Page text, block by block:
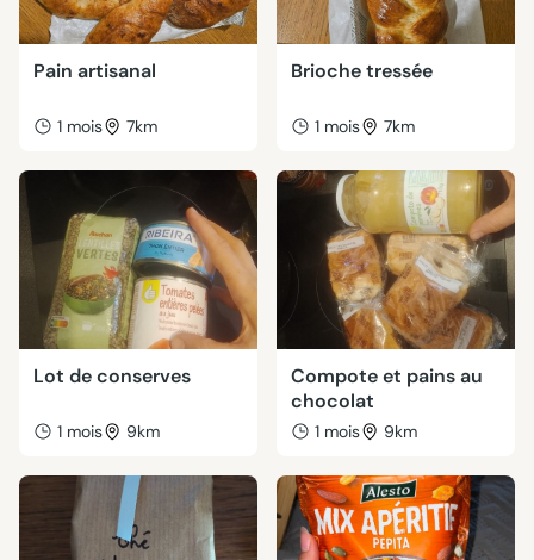
Pain artisanal
1 mois 7km
Brioche tressée
1 mois 7km
Lot de conserves
1 mois 9km
Compote et pains au
chocolat
1 mois 9km